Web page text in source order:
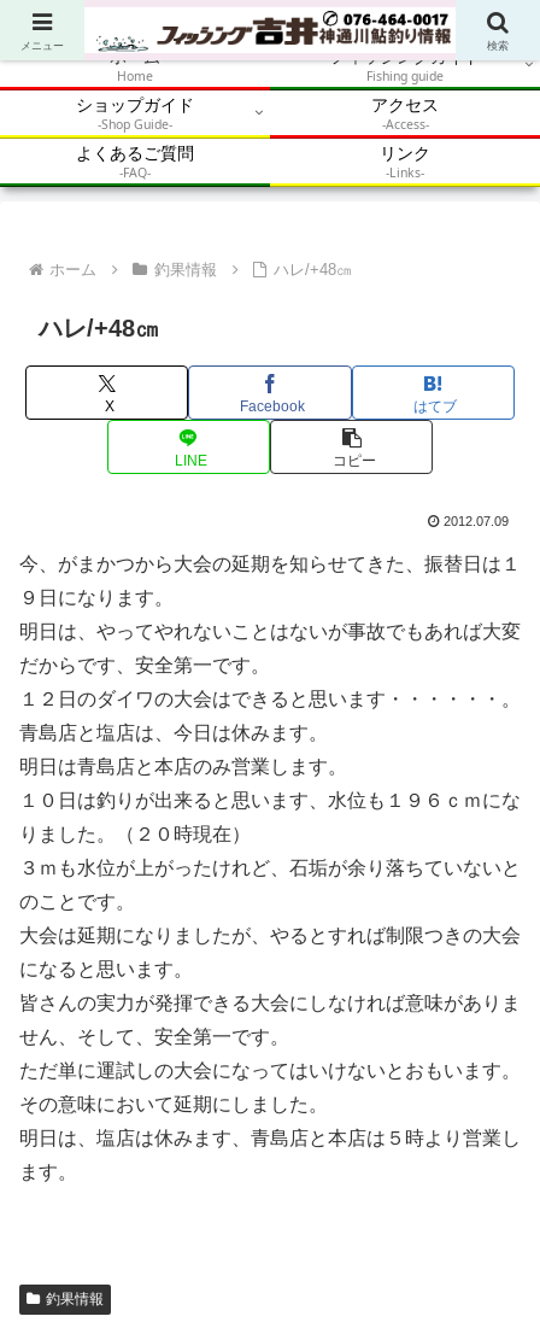
アウトドア・釣り・鮎・自然体験を加速させるメディア
ホーム
Home
フィッシングガイド
Fishing guide
ショップガイド
-Shop Guide-
アクセス
-Access-
よくあるご質問
-FAQ-
リンク
-Links-
ホーム 釣果情報 ハレ/+48㎝
ハレ/+48㎝
X Facebook はてブ
LINE コピー
2012.07.09
今、がまかつから大会の延期を知らせてきた、振替日は１
９日になります。
明日は、やってやれないことはないが事故でもあれば大変
だからです、安全第一です。
１２日のダイワの大会はできると思います・・・・・・。
青島店と塩店は、今日は休みます。
明日は青島店と本店のみ営業します。
１０日は釣りが出来ると思います、水位も１９６ｃｍにな
りました。（２０時現在）
３ｍも水位が上がったけれど、石垢が余り落ちていないと
のことです。
大会は延期になりましたが、やるとすれば制限つきの大会
になると思います。
皆さんの実力が発揮できる大会にしなければ意味がありま
せん、そして、安全第一です。
ただ単に運試しの大会になってはいけないとおもいます。
その意味において延期にしました。
明日は、塩店は休みます、青島店と本店は５時より営業し
ます。
釣果情報
メニュー 検索